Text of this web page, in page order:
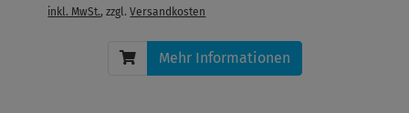
inkl. MwSt., zzgl.Versandkosten
Mehr Informationen